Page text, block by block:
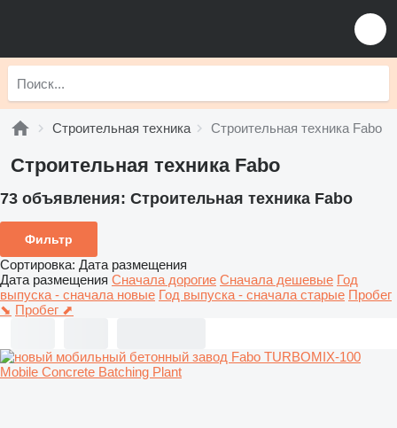
Строительная техника Строительная техника Fabo
Строительная техника Fabo
73 объявления: Строительная техника Fabo
Фильтр
Сортировка: Дата размещения
Дата размещения Сначала дорогие Сначала дешевые Год
выпуска - сначала новые Год выпуска - сначала старые Пробег
⬊ Пробег ⬈